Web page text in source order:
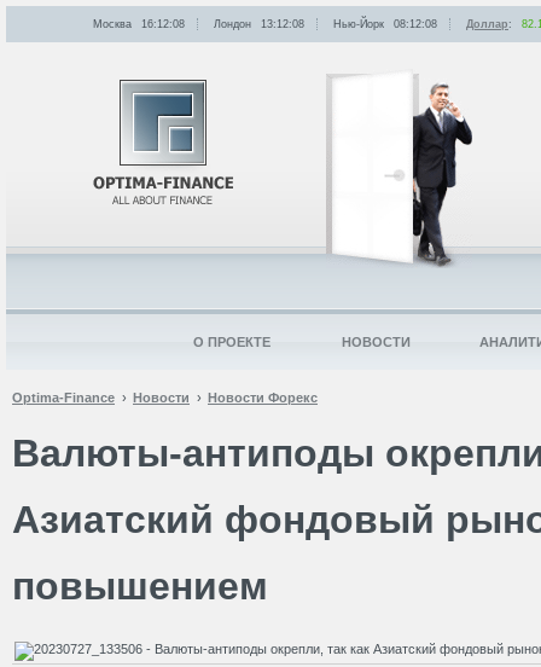
Optima-Finance Новости Новости Форекс
Валюты-антиподы
Азиатский фондовый
повышением
Москва 16:12:08 Лондон 13:12:08 Нью-Йорк 08:12:08 Доллар:
О ПРОЕКТЕ НОВОСТИ